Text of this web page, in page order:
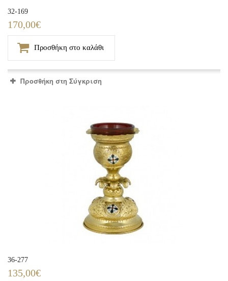
32-169
170,00€
Προσθήκη στο καλάθι
Προσθήκη στη Σύγκριση
36-277
135,00€